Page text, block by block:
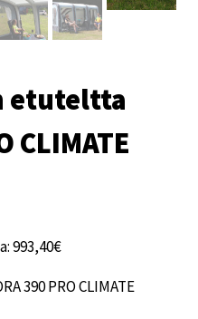
etuteltta
CLIMATE
993,40€
390 PRO CLIMATE